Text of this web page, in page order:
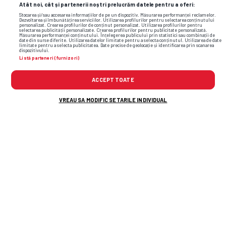
Atât noi, cât și partenerii noștri prelucrăm datele pentru a oferi:
Stocarea și/sau accesarea informațiilor de pe un dispozitiv. Măsurarea performanței reclamelor.
Dezvoltarea și îmbunătățirea serviciilor. Utilizarea profilurilor pentru selectarea conținutului
personalizat. Crearea profilurilor de conținut personalizat. Utilizarea profilurilor pentru
selectarea publicității personalizate. Crearea profilurilor pentru publicitate personalizată.
Măsurarea performanței conținutului. Înțelegerea publicului prin statistici sau combinații de
date din surse diferite. Utilizarea datelor limitate pentru a selecta conținutul. Utilizarea de date
limitate pentru a selecta publicitatea. Date precise de geolocație și identificarea prin scanarea
dispozitivului.
Listă parteneri (furnizori)
ACCEPT TOATE
VREAU SA MODIFIC SETARILE INDIVIDUAL